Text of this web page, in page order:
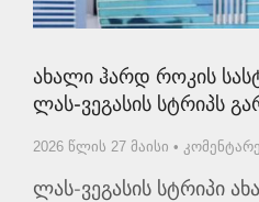
Ახალი Ჰარდ Როკის
Ლას-Ვეგასის Სტრიპს
2026 წლის 27 მაისი
ლას-ვეგასის სტრიპი